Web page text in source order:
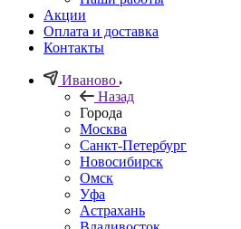
Акции
Оплата и доставка
Контакты
Иваново
Назад
Города
Москва
Санкт-Петербург
Новосибирск
Омск
Уфа
Астрахань